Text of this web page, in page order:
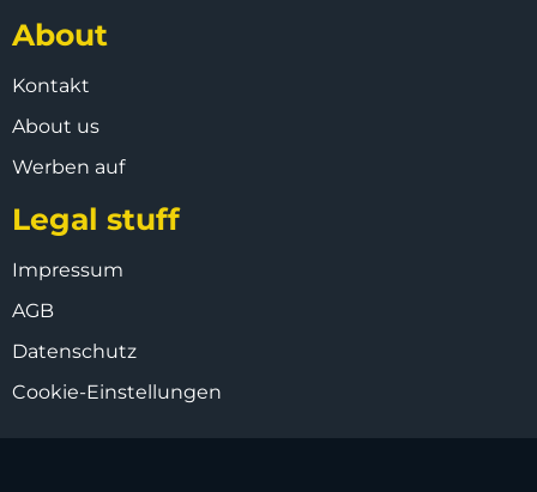
About
Kontakt
About us
Werben auf
Legal stuff
Impressum
AGB
Datenschutz
Cookie-Einstellungen